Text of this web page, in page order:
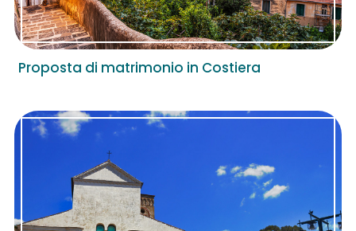
Proposta di matrimonio in Costiera